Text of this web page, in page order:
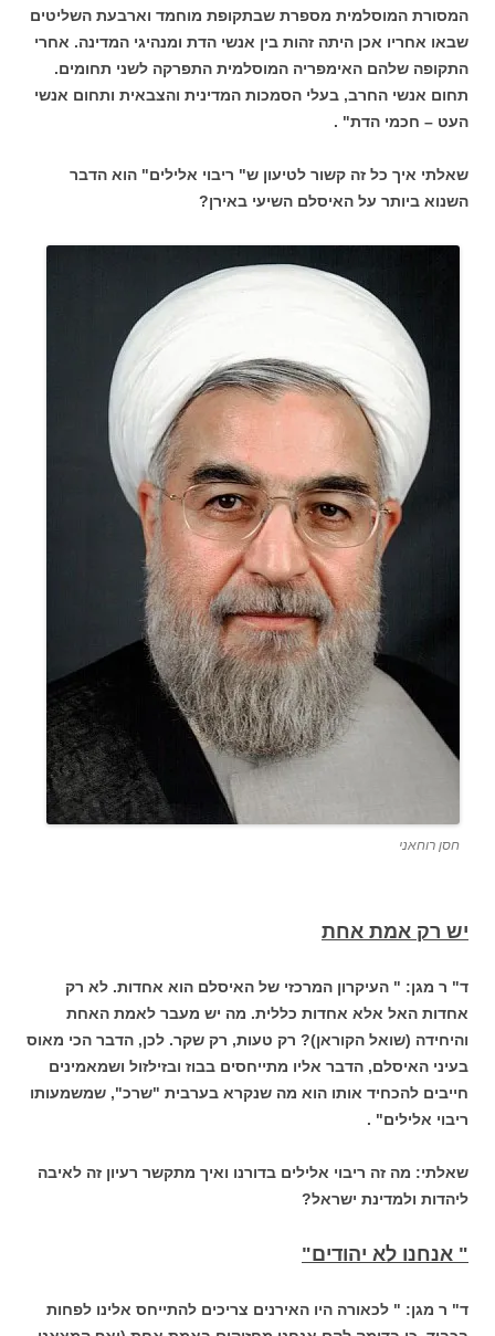
המסורת המוסלמית מספרת שבתקופת מוחמד וארבעת השליטים
שבאו אחריו אכן היתה זהות בין אנשי הדת ומנהיגי המדינה. אחרי
התקופה שלהם האימפריה המוסלמית התפרקה לשני תחומים.
תחום אנשי החרב, בעלי הסמכות המדינית והצבאית ותחום אנשי
העט – חכמי הדת" .
שאלתי איך כל זה קשור לטיעון ש" ריבוי אלילים" הוא הדבר
השנוא ביותר על האיסלם השיעי באירן?
חסן רוחאני
יש רק אמת אחת
ד" ר מגן: " העיקרון המרכזי של האיסלם הוא אחדות. לא רק
אחדות האל אלא אחדות כללית. מה יש מעבר לאמת האחת
והיחידה (שואל הקוראן)? רק טעות, רק שקר. לכן, הדבר הכי מאוס
בעיני האיסלם, הדבר אליו מתייחסים בבוז ובזילזול ושמאמינים
חייבים להכחיד אותו הוא מה שנקרא בערבית "שרכ", שמשמעותו
ריבוי אלילים" .
שאלתי: מה זה ריבוי אלילים בדורנו ואיך מתקשר רעיון זה לאיבה
ליהדות ולמדינת ישראל?
" אנחנו לא יהודים"
ד" ר מגן: " לכאורה היו האירנים צריכים להתייחס אלינו לפחות